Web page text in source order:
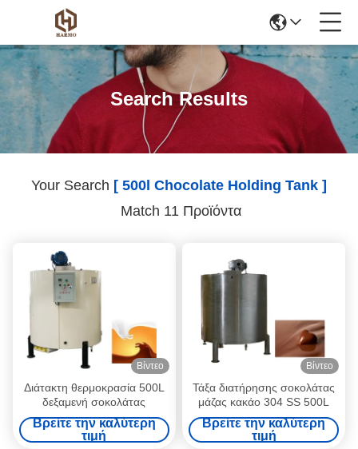
Search Results
Your Search [ 500l Chocolate Holding Tank ]
Match 11 Προϊόντα
Βίντεο
Διάτακτη θερμοκρασία 500L
δεξαμενή σοκολάτας
Βρείτε την καλύτερη
τιμή
Βίντεο
Τάξα διατήρησης σοκολάτας
μάζας κακάο 304 SS 500L
Βρείτε την καλύτερη
τιμή